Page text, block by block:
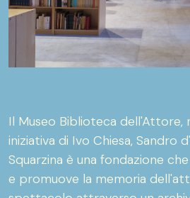
Il Museo Biblioteca dell'Attore,
iniziativa di Ivo Chiesa, Sandro
Squarzina è una fondazione
e promuove la memoria